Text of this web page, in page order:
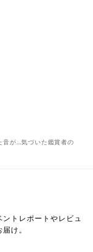
音が…気づいた鑑賞者の
トレポートやレビュ
け。